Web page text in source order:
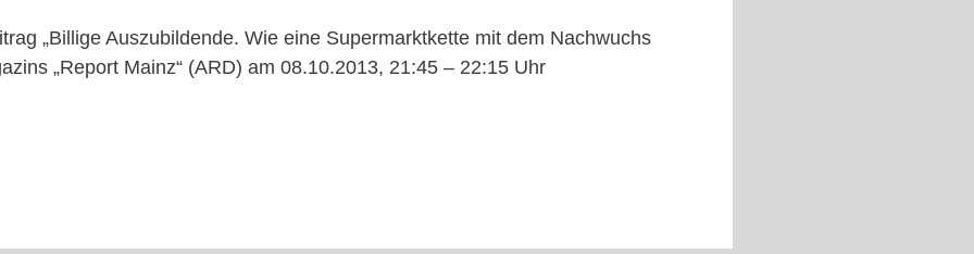
„Billige Auszubildende. Wie eine Supermarktkette mit dem Nachwuchs
„Report Mainz“ (ARD) am 08.10.2013, 21:45 – 22:15 Uhr